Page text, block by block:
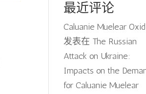
最近评论
Caluanie Muelear
发表在 The Russian
Attack on Ukraine:
Impacts on the
for Caluanie Muelear